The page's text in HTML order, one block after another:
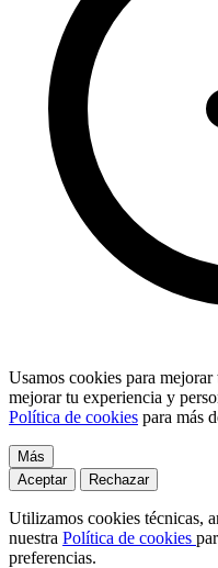
Usamos cookies para
mejorar tu experiencia y
Política de cookies para más
Más
Aceptar
Rechazar
Utilizamos cookies técnicas,
nuestra Política de cookies
preferencias.